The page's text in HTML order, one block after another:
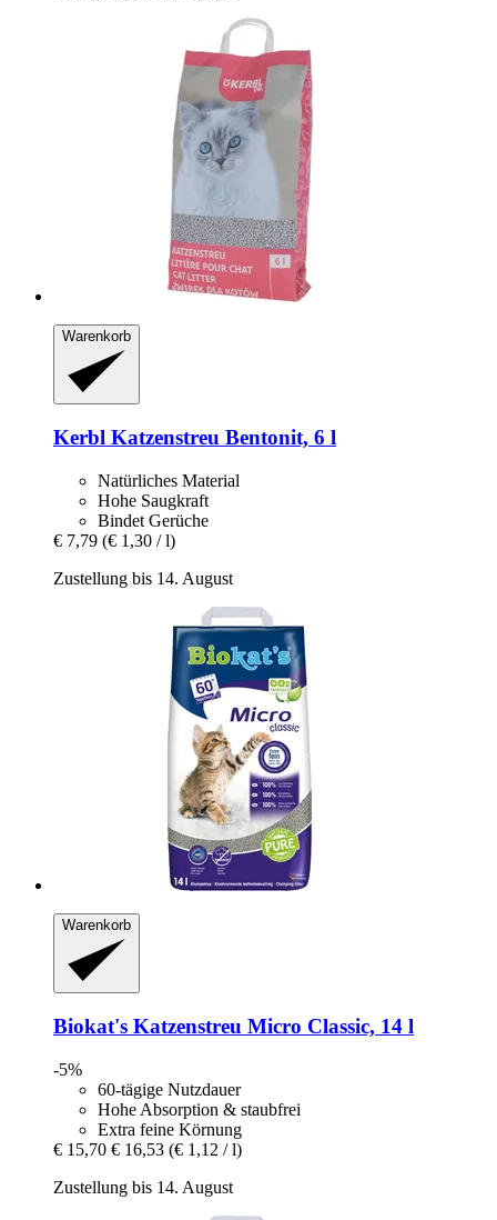
Warenkorb
Kerbl Katzenstreu Bentonit, 6 l
Natürliches Material
Hohe Saugkraft
Bindet Gerüche
€ 7,79 (€ 1,30 / l)
Zustellung bis 14. August
Warenkorb
Biokat's Katzenstreu Micro Classic, 14 l
-5%
60-tägige Nutzdauer
Hohe Absorption & staubfrei
Extra feine Körnung
€ 15,70 € 16,53 (€ 1,12 / l)
Zustellung bis 14. August